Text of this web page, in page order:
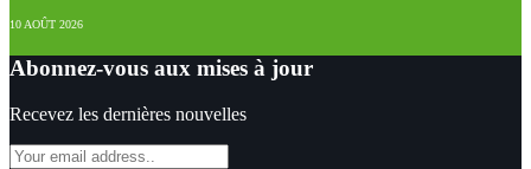
10 AOÛT 2026
Abonnez-vous aux mises à jour
Recevez les dernières nouvelles